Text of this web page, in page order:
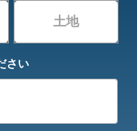
土地
さい